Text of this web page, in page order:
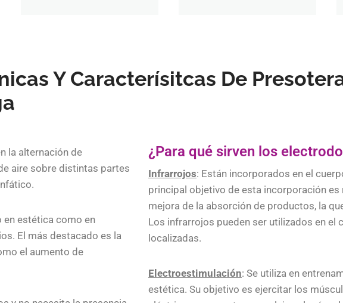
Y Caracterísitcas De
la alternación de
aire sobre distintas partes
en estética como en
El más destacado es la
el aumento de
¿Para qué sirven los
Infrarrojos: Están incorporados en el
principal objetivo de esta incorporación es
mejora de la absorción de productos, la
Los infrarrojos pueden ser utilizados en el
localizadas.
Electroestimulación: Se utiliza en
estética. Su objetivo es ejercitar los